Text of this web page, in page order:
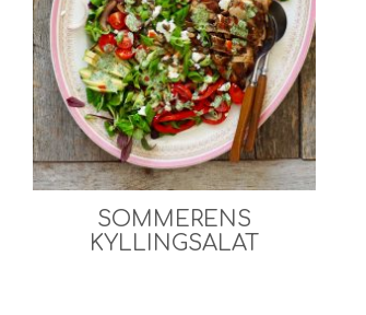
SOMMERENS
KYLLINGSALAT